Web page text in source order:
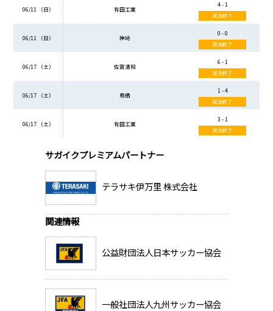
06/11 （日） 有田工業
4 - 1
試合終了
06/11 （日） 神埼
0 - 0
試合終了
06/17 （土） 佐賀清和
6 - 1
試合終了
06/17 （土） 鳥栖
1 - 4
試合終了
06/17 （土） 有田工業
3 - 1
試合終了
サガイクプレミアムパートナー
テラサキ伊万里 株式会社
関連情報
公益財団法人日本サッカー協会
一般社団法人九州サッカー協会